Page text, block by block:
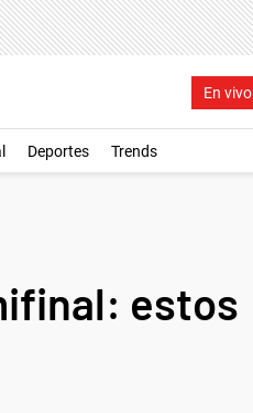
En vivo
Deportes Trends
estos